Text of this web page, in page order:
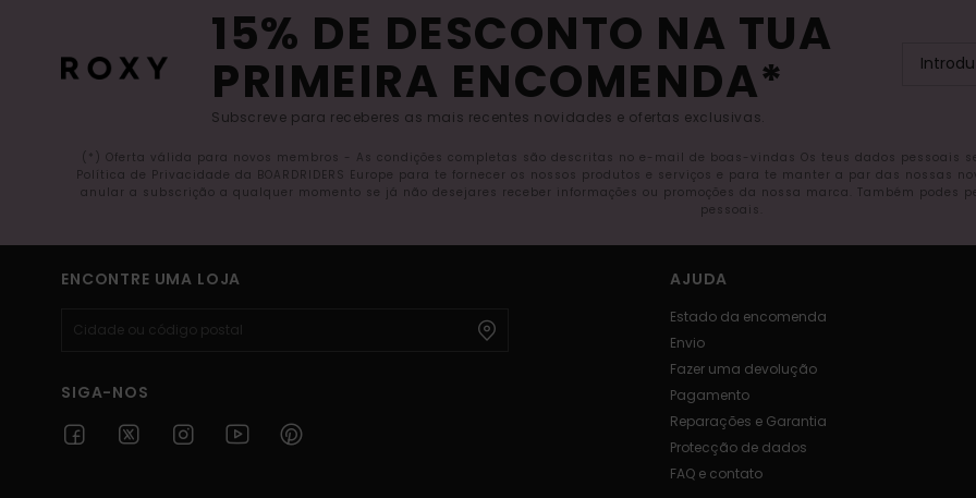
15% DE DESCONTO NA TUA
PRIMEIRA ENCOMENDA*
Subscreve para receberes as mais recentes novidades e ofertas exclusivas.
(*) Oferta válida para novos membros - As condições completas são descritas no e-mail de boas-vindas Os teus dados pessoais
Política de Privacidade da BOARDRIDERS Europe para te fornecer os nossos produtos e serviços e para te manter a par das nossas
anular a subscrição a qualquer momento se já não desejares receber informações ou promoções da nossa marca. Também
pessoais.
ENCONTRE UMA LOJA
SIGA-NOS
AJUDA
Estado da encomenda
Envio
Fazer uma devolução
Pagamento
Reparações e Garantia
Protecção de dados
FAQ e contato